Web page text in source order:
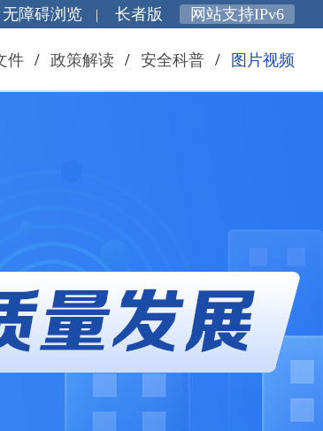
无障碍浏览 | 长者版 网站支持IPv6
件 / 政策解读 / 安全科普 / 图片视频